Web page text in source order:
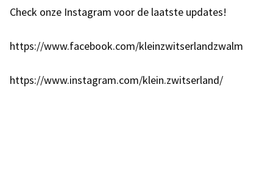
Check onze Instagram voor de laatste updates!
https://www.facebook.com/kleinzwitserlandzwalm
https://www.instagram.com/klein.zwitserland/